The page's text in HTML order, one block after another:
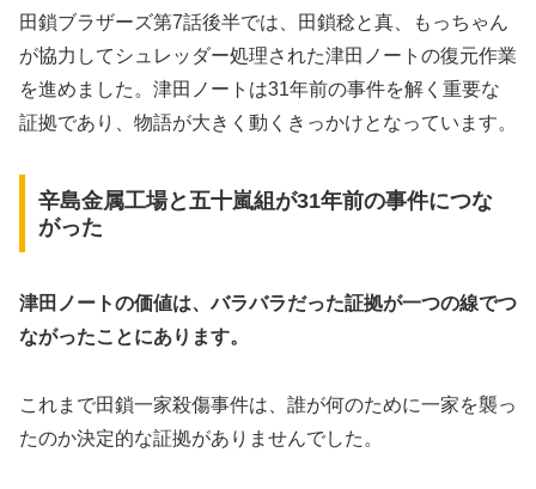
田鎖ブラザーズ第7話後半では、田鎖稔と真、もっちゃん
が協力してシュレッダー処理された津田ノートの復元作業
を進めました。津田ノートは31年前の事件を解く重要な
証拠であり、物語が大きく動くきっかけとなっています。
辛島金属工場と五十嵐組が31年前の事件につな
がった
津田ノートの価値は、バラバラだった証拠が一つの線でつ
ながったことにあります。
これまで田鎖一家殺傷事件は、誰が何のために一家を襲っ
たのか決定的な証拠がありませんでした。